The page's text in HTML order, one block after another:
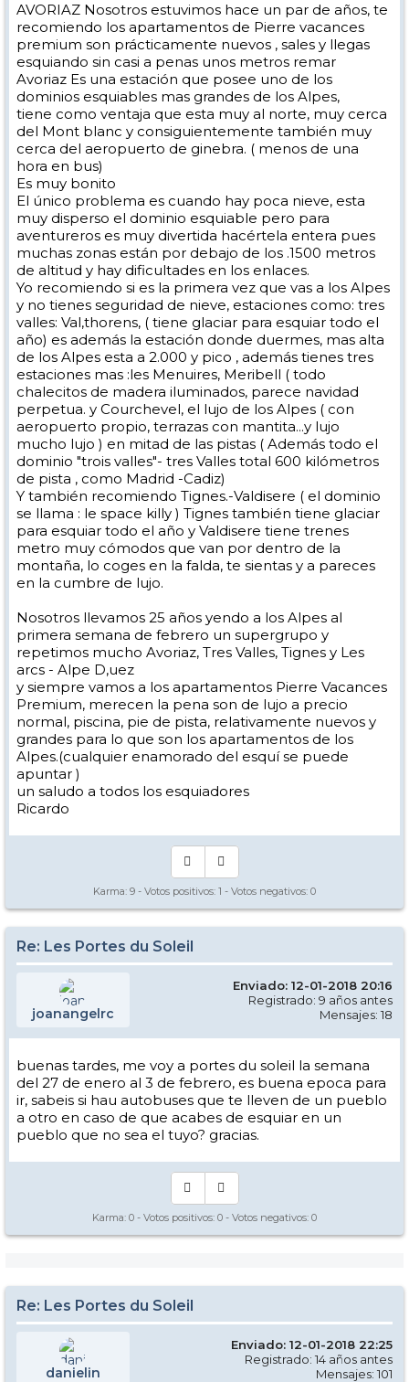
AVORIAZ Nosotros estuvimos hace un par de años, te
recomiendo los apartamentos de Pierre vacances
premium son prácticamente nuevos , sales y llegas
esquiando sin casi a penas unos metros remar
Avoriaz Es una estación que posee uno de los
dominios esquiables mas grandes de los Alpes,
tiene como ventaja que esta muy al norte, muy cerca
del Mont blanc y consiguientemente también muy
cerca del aeropuerto de ginebra. ( menos de una
hora en bus)
Es muy bonito
El único problema es cuando hay poca nieve, esta
muy disperso el dominio esquiable pero para
aventureros es muy divertida hacértela entera pues
muchas zonas están por debajo de los .1500 metros
de altitud y hay dificultades en los enlaces.
Yo recomiendo si es la primera vez que vas a los Alpes
y no tienes seguridad de nieve, estaciones como: tres
valles: Val,thorens, ( tiene glaciar para esquiar todo el
año) es además la estación donde duermes, mas alta
de los Alpes esta a 2.000 y pico , además tienes tres
estaciones mas :les Menuires, Meribell ( todo
chalecitos de madera iluminados, parece navidad
perpetua. y Courchevel, el lujo de los Alpes ( con
aeropuerto propio, terrazas con mantita...y lujo
mucho lujo ) en mitad de las pistas ( Además todo el
dominio "trois valles"- tres Valles total 600 kilómetros
de pista , como Madrid -Cadiz)
Y también recomiendo Tignes.-Valdisere ( el dominio
se llama : le space killy ) Tignes también tiene glaciar
para esquiar todo el año y Valdisere tiene trenes
metro muy cómodos que van por dentro de la
montaña, lo coges en la falda, te sientas y a pareces
en la cumbre de lujo.
Nosotros llevamos 25 años yendo a los Alpes al
primera semana de febrero un supergrupo y
repetimos mucho Avoriaz, Tres Valles, Tignes y Les
arcs - Alpe D,uez
y siempre vamos a los apartamentos Pierre Vacances
Premium, merecen la pena son de lujo a precio
normal, piscina, pie de pista, relativamente nuevos y
grandes para lo que son los apartamentos de los
Alpes.(cualquier enamorado del esquí se puede
apuntar )
un saludo a todos los esquiadores
Ricardo
Karma: 9 - Votos positivos: 1 - Votos negativos: 0
Re: Les Portes du Soleil
joanangelrc
Enviado: 12-01-2018 20:16
Registrado: 9 años antes
Mensajes: 18
buenas tardes, me voy a portes du soleil la semana
del 27 de enero al 3 de febrero, es buena epoca para
ir, sabeis si hau autobuses que te lleven de un pueblo
a otro en caso de que acabes de esquiar en un
pueblo que no sea el tuyo? gracias.
Karma: 0 - Votos positivos: 0 - Votos negativos: 0
Re: Les Portes du Soleil
danielin
Enviado: 12-01-2018 22:25
Registrado: 14 años antes
Mensajes: 101